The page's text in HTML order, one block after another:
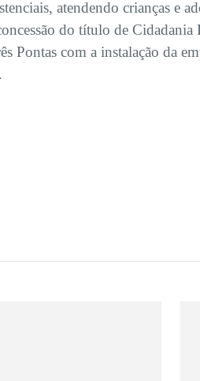
atendendo crianças e
do título de
Pontas com a instalação da